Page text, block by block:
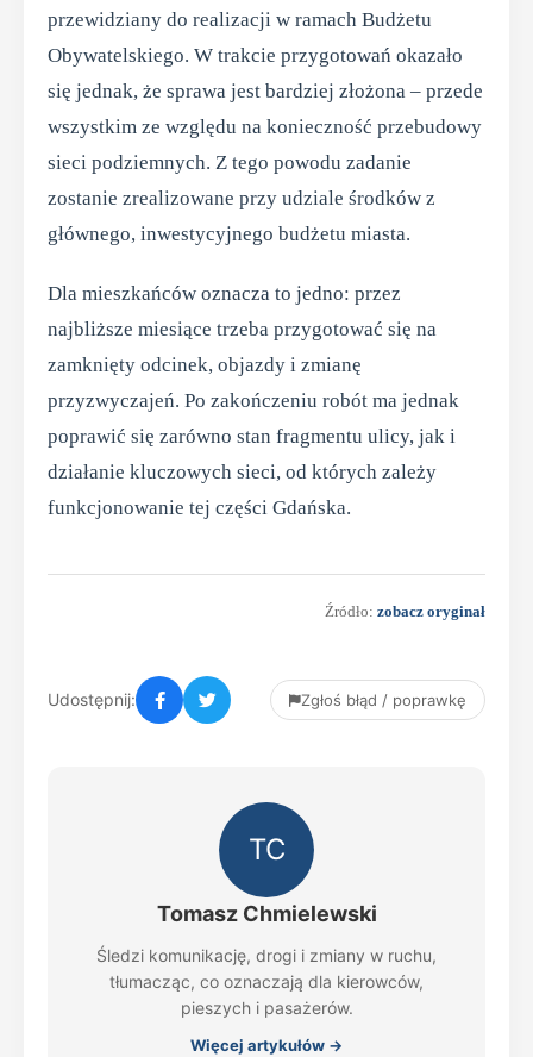
przewidziany do realizacji w ramach Budżetu
Obywatelskiego. W trakcie przygotowań okazało
się jednak, że sprawa jest bardziej złożona – przede
wszystkim ze względu na konieczność przebudowy
sieci podziemnych. Z tego powodu zadanie
zostanie zrealizowane przy udziale środków z
głównego, inwestycyjnego budżetu miasta.
Dla mieszkańców oznacza to jedno: przez
najbliższe miesiące trzeba przygotować się na
zamknięty odcinek, objazdy i zmianę
przyzwyczajeń. Po zakończeniu robót ma jednak
poprawić się zarówno stan fragmentu ulicy, jak i
działanie kluczowych sieci, od których zależy
funkcjonowanie tej części Gdańska.
Źródło: zobacz oryginał
Udostępnij: Zgłoś błąd / poprawkę
TC
Tomasz Chmielewski
Śledzi komunikację, drogi i zmiany w ruchu,
tłumacząc, co oznaczają dla kierowców,
pieszych i pasażerów.
Więcej artykułów →